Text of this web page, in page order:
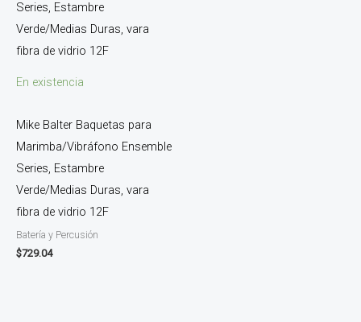
En existencia
Mike Balter Baquetas para
Marimba/Vibráfono Ensemble
Series, Estambre
Verde/Medias Duras, vara
fibra de vidrio 12F
Batería y Percusión
$729.04